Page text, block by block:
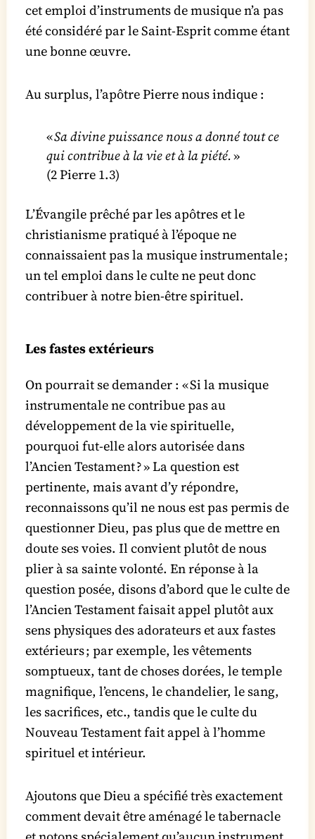
cet emploi d’instruments de musique n’a pas
été considéré par le Saint-Esprit comme étant
une bonne œuvre.
Au surplus, l’apôtre Pierre nous indique :
«Sa divine puissance nous a donné tout ce
qui contribue à la vie et à la piété.»
(2 Pierre 1.3)
L’Évangile prêché par les apôtres et le
christianisme pratiqué à l’époque ne
connaissaient pas la musique instrumentale ;
un tel emploi dans le culte ne peut donc
contribuer à notre bien-être spirituel.
Les fastes extérieurs
On pourrait se demander : « Si la musique
instrumentale ne contribue pas au
développement de la vie spirituelle,
pourquoi fut-elle alors autorisée dans
l’Ancien Testament ? » La question est
pertinente, mais avant d’y répondre,
reconnaissons qu’il ne nous est pas permis de
questionner Dieu, pas plus que de mettre en
doute ses voies. Il convient plutôt de nous
plier à sa sainte volonté. En réponse à la
question posée, disons d’abord que le culte de
l’Ancien Testament faisait appel plutôt aux
sens physiques des adorateurs et aux fastes
extérieurs ; par exemple, les vêtements
somptueux, tant de choses dorées, le temple
magnifique, l’encens, le chandelier, le sang,
les sacrifices, etc., tandis que le culte du
Nouveau Testament fait appel à l’homme
spirituel et intérieur.
Ajoutons que Dieu a spécifié très exactement
comment devait être aménagé le tabernacle